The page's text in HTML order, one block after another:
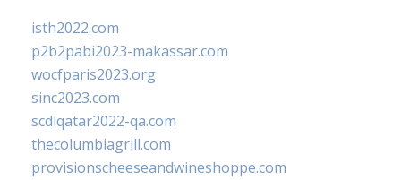
isth2022.com
p2b2pabi2023-makassar.com
wocfparis2023.org
sinc2023.com
scdlqatar2022-qa.com
thecolumbiagrill.com
provisionscheeseandwineshoppe.com